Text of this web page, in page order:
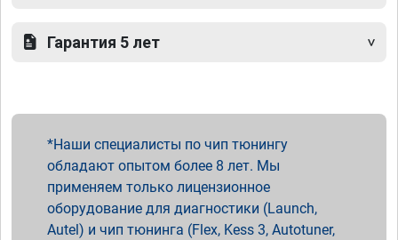
Гарантия 5 лет
Наши специалисты по чип тюнингу
обладают опытом более 8 лет. Мы
применяем только лицензионное
оборудование для диагностики (Launch,
Autel) и чип тюнинга (Flex, Kess 3, Autotuner,